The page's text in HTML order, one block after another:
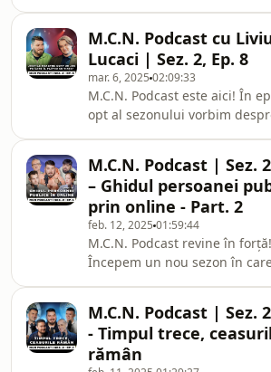
Bordea, Edy Chereji și Adrian
Află detalii despre distribuția
cum au arătat zilele pe
filmare și care sunt
producătorilor în ceea ce
reacția publicului. Filmul „MENTORII”
este încă disponibil în toate
M.C.N. Podcast cu
Lucaci | Sez. 2, Ep. 8
mar. 6, 2025 02:09:33
M.C.N. Podcast este aici! În episodul
opt al sezonului vorbim
după ultima discuție avută
aceeași formulă, vedem ce și
mai schimbat ceva în ceea ce
teatrul în România. Am avut în public
studenți la actorie și oameni
de teatru. Le mulțumim celor
SOS Satele Cop
M.C.N. Podcast | Sez.
– Ghidul persoanei
prin online - Part. 2
feb. 12, 2025 01:59:44
M.C.N. Podcast revine în forță!
Începem un nou sezon în
atenția ta. Astfel, ducem mai
manifesto-ul pentru dialoguri
autentice și perspective
M.C.N. Podcast | Sez.
- Timpul trece,
rămân